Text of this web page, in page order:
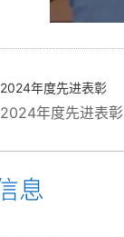
2024年度先进表彰
2024年度先进表彰